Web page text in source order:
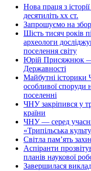
Нова праця з
десятиліть хх ст.
Запрошуємо на
Шість тисяч років
археологи
поселення світу
Юрій Присяжнюк —
Державності
Майбутні історики
особливої споруди
поселенні
ЧНУ закріпився у
країни
ЧНУ — серед
«Трипільська
Світла пам’ять
Аспіранти
планів наукової
Завершилася